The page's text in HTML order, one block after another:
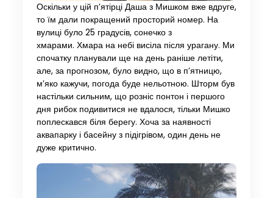
Оскільки у цій п’ятірці Даша з Мишком вже вдруге,
то їм дали покращений просторий номер. На
вулиці було 25 градусів, сонечко з
хмарами. Хмара на небі висіла після урагану. Ми
спочатку планували ще на день раніше летіти,
але, за прогнозом, було видно, що в п’ятницю,
м’яко кажучи, погода буде нельотною. Шторм був
настільки сильним, що розніс понтон і першого
дня рибок подивитися не вдалося, тільки Мишко
поплескався біля берегу. Хоча за наявності
аквапарку і басейну з підігрівом, один день не
дуже критично.